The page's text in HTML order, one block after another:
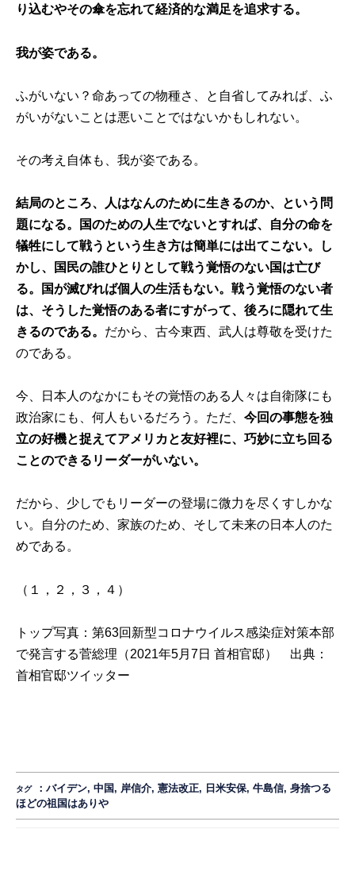
り込むやその傘を忘れて経済的な満足を追求する。
我が姿である。
ふがいない？命あっての物種さ、と自省してみれば、ふ
がいがないことは悪いことではないかもしれない。
その考え自体も、我が姿である。
結局のところ、人はなんのために生きるのか、という問
題になる。国のための人生でないとすれば、自分の命を
犠牲にして戦うという生き方は簡単には出てこない。し
かし、国民の誰ひとりとして戦う覚悟のない国は亡び
る。国が滅びれば個人の生活もない。戦う覚悟のない者
は、そうした覚悟のある者にすがって、後ろに隠れて生
きるのである。 だから、古今東西、武人は尊敬を受けた
のである。
今、日本人のなかにもその覚悟のある人々は自衛隊にも
政治家にも、何人もいるだろう。ただ、今回の事態を独
立の好機と捉えてアメリカと友好裡に、巧妙に立ち回る
ことのできるリーダーがいない。
だから、少しでもリーダーの登場に微力を尽くすしかな
い。自分のため、家族のため、そして未来の日本人のた
めである。
（ １ ， ２ ， ３ ， ４ ）
トップ写真：第63回新型コロナウイルス感染症対策本部
で発言する菅総理（2021年5月7日 首相官邸） 出典：
首相官邸ツイッター
タグ ：バイデン,中国 , 岸信介,憲法改正, 日米安保,牛島信,身捨つる
ほどの祖国はありや